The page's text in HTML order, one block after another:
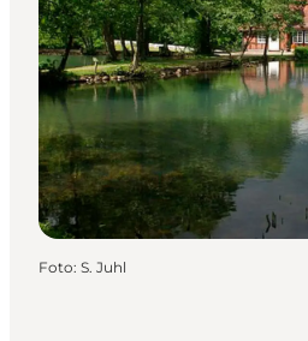
Veranstaltungen
Städte und Regionen
Reiseplanung
Transport
Foto: S. Juhl